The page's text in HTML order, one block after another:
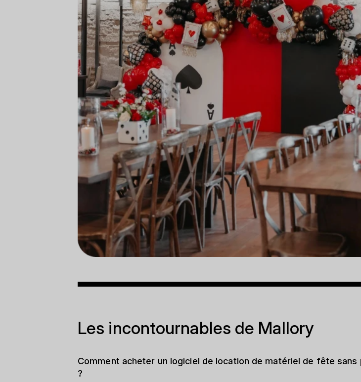
Les incontournables de Mallory
Comment acheter un logiciel de location de matériel de fête
?